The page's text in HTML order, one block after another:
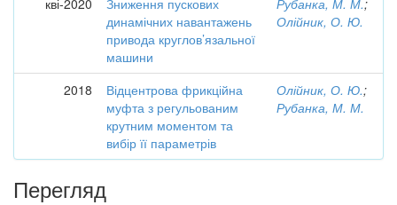
кві-2020
Зниження пускових
динамічних навантажень
привода круглов’язальної
машини
Рубанка, М. М.;
Олійник, О. Ю.
2018
Відцентрова фрикційна
муфта з регульованим
крутним моментом та
вибір її параметрів
Олійник, О. Ю.;
Рубанка, М. М.
Перегляд